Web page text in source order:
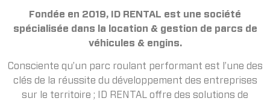
Fondée en 2019, ID RENTAL est une société
spécialisée dans la location & gestion de parcs de
véhicules & engins.
Consciente qu’un parc roulant performant est l’une des
clés de la réussite du développement des entreprises
sur le territoire ; ID RENTAL offre des solutions de